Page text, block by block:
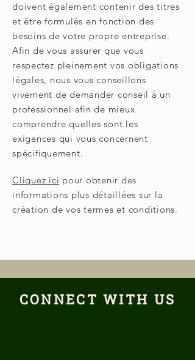
doivent également contenir des titres
et être formulés en fonction des
besoins de votre propre entreprise.
Afin de vous assurer que vous
respectez pleinement vos obligations
légales, nous vous conseillons
vivement de demander conseil à un
professionnel afin de mieux
comprendre quelles sont les
exigences qui vous concernent
spécifiquement.
Cliquez ici pour obtenir des
informations plus détaillées sur la
création de vos termes et conditions.
CONNECT WITH US